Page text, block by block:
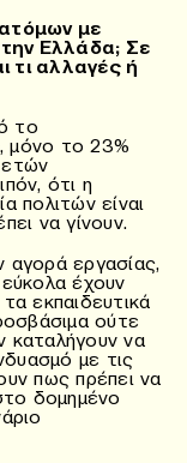
με
Ελλάδα; Σε
τι αλλαγές ή
το
μόνο το 23%
ότι η
πολιτών είναι
να γίνουν.
αγορά εργασίας,
έχουν
εκπαιδευτικά
ούτε
καταλήγουν να
με τις
πως πρέπει να
δομημένο